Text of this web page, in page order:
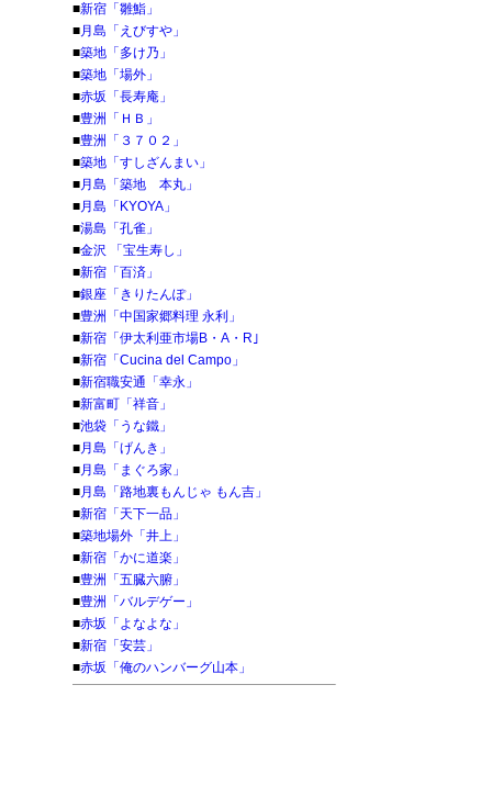
■新宿「雛鮨」
■月島「えびすや」
■築地「多け乃」
■築地「場外」
■赤坂「長寿庵」
■豊洲「ＨＢ」
■豊洲「３７０２」
■築地「すしざんまい」
■月島「築地 本丸」
■月島「KYOYA」
■湯島「孔雀」
■金沢 「宝生寿し」
■新宿「百済」
■銀座「きりたんぽ」
■豊洲「中国家郷料理 永利」
■新宿「伊太利亜市場B・A・R｣
■新宿「Cucina del Campo」
■新宿職安通「幸永」
■新富町「祥音」
■池袋「うな鐵」
■月島「げんき」
■月島「まぐろ家」
■月島「路地裏もんじゃ もん吉」
■新宿「天下一品」
■築地場外「井上」
■新宿「かに道楽」
■豊洲「五臓六腑」
■豊洲「バルデゲー」
■赤坂「よなよな」
■新宿「安芸」
■赤坂「俺のハンバーグ山本」